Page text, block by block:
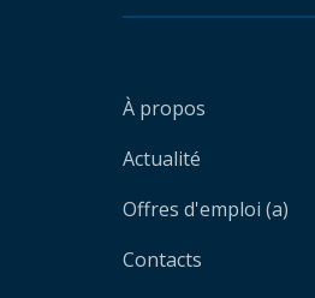
À propos
Actualité
Offres d'emploi (a)
Contacts